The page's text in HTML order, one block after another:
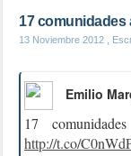
17 comunidades
13 Noviembre 2012 ,
17
http://t.co/
Emilio